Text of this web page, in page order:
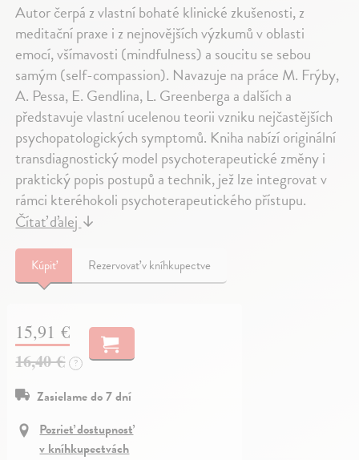
Autor čerpá z vlastní bohaté klinické zkušenosti, z
meditační praxe i z nejnovějších výzkumů v oblasti
emocí, všímavosti (mindfulness) a soucitu se sebou
samým (self-compassion). Navazuje na práce M. Frýby,
A. Pessa, E. Gendlina, L. Greenberga a dalších a
představuje vlastní ucelenou teorii vzniku nejčastějších
psychopatologických symptomů. Kniha nabízí originální
transdiagnostický model psychoterapeutické změny i
praktický popis postupů a technik, jež lze integrovat v
rámci kteréhokoli psychoterapeutického přístupu.
Čítať ďalej↓
Kúpiť Rezervovať v kníhkupectve
15,91 €
16,40 € ?
Zasielame do 7 dní
Pozrieť dostupnosť
v kníhkupectvách